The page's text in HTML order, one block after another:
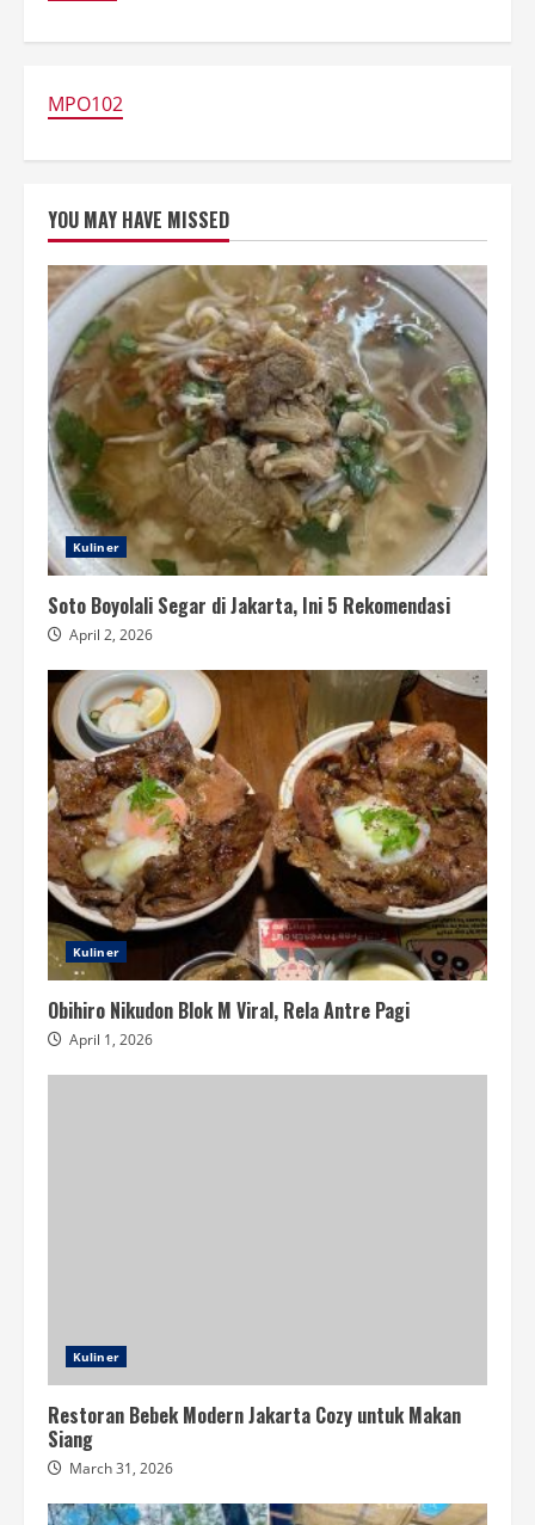
MPO102
YOU MAY HAVE MISSED
Kuliner
Soto Boyolali Segar di Jakarta, Ini 5 Rekomendasi
April 2, 2026
Kuliner
Obihiro Nikudon Blok M Viral, Rela Antre Pagi
April 1, 2026
Kuliner
Restoran Bebek Modern Jakarta Cozy untuk Makan
Siang
March 31, 2026